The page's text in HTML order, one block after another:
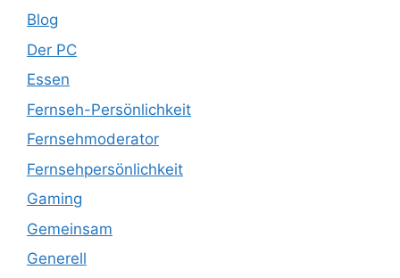
Blog
Der PC
Essen
Fernseh-Persönlichkeit
Fernsehmoderator
Fernsehpersönlichkeit
Gaming
Gemeinsam
Generell